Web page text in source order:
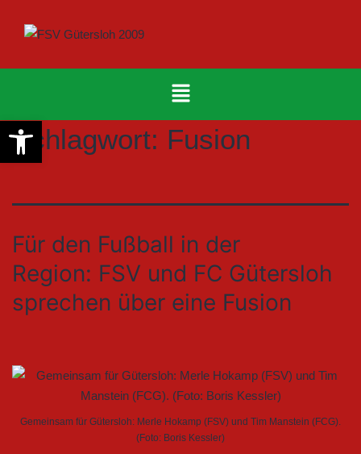
Schlagwort: Fusion
Für den Fußball in der
Region: FSV und FC Gütersloh
sprechen über eine Fusion
Gemeinsam für Gütersloh: Merle Hokamp (FSV) und Tim Manstein (FCG).
(Foto: Boris Kessler)
Werkzeugleiste öffnen